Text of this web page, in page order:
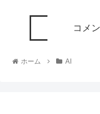
コメ
ホーム AI